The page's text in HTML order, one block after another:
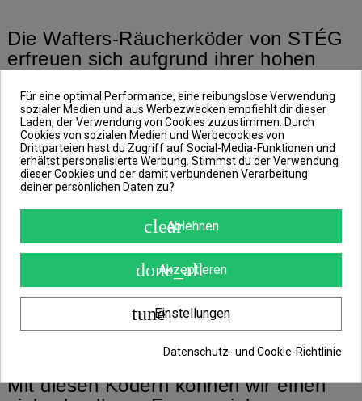
Die Wafters-Räucherköder von STÉG
erfreuen sich aufgrund ihrer hohen
in ganz Europa großer Beliebtheit.
Im Vergleich zu normalen Ködern wird
um den Köder herum eine
fluoreszierende Wolke freigesetzt, die
durch ihre leuchtende Farbe schon
von weitem das Interesse der Fische
Sie werden kontinuierlich
weiterentwickelt und getestet, weshalb
2023 die lösliche Variante auf den
Markt kam, die die Trübungs-, Aroma-
und Geschmacksstoffe noch
effizienter und schneller freisetzt.
Mit diesen Ködern können wir einen
Für eine optimal Performance, eine reibungslose Verwendung
sozialer Medien und aus Werbezwecken empfiehlt dir dieser
Laden, der Verwendung von Cookies zuzustimmen. Durch
Cookies von sozialen Medien und Werbecookies von
Drittparteien hast du Zugriff auf Social-Media-Funktionen und
erhältst personalisierte Werbung. Stimmst du der Verwendung
dieser Cookies und der damit verbundenen Verarbeitung
deiner persönlichen Daten zu?
clearAblehnen
done_all
Akzeptieren
tuneEinstellungen
Datenschutz- und Cookie-Richtlinie